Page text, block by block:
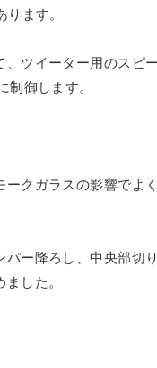
ます。
ツイーター用のスピ
御します。
クガラスの影響でよ
ー降ろし、中央部切
した。